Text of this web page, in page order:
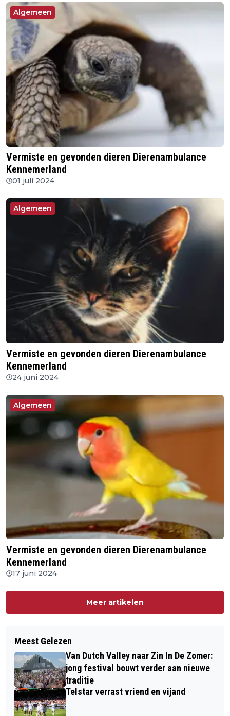
Algemeen
Vermiste en gevonden dieren Dierenambulance
Kennemerland
01 juli 2024
Algemeen
Vermiste en gevonden dieren Dierenambulance
Kennemerland
24 juni 2024
Algemeen
Vermiste en gevonden dieren Dierenambulance
Kennemerland
17 juni 2024
Meer artikelen
Meest Gelezen
Van Dutch Valley naar Zin In De Zomer:
jong festival bouwt verder aan nieuwe
traditie
Telstar verrast vriend en vijand